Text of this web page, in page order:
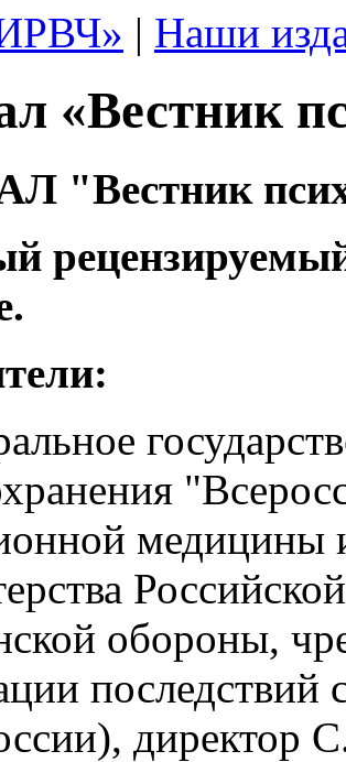
| Наши
«Вестник
"Вестник
обороны,
директор